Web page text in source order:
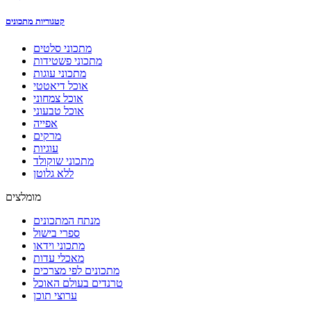
קטגוריות מתכונים
מתכוני סלטים
מתכוני פשטידות
מתכוני עוגות
אוכל דיאטטי
אוכל צמחוני
אוכל טבעוני
אפייה
מרקים
עוגיות
מתכוני שוקולד
ללא גלוטן
מומלצים
מנתח המתכונים
ספרי בישול
מתכוני וידאו
מאכלי עדות
מתכונים לפי מצרכים
טרנדים בעולם האוכל
ערוצי תוכן